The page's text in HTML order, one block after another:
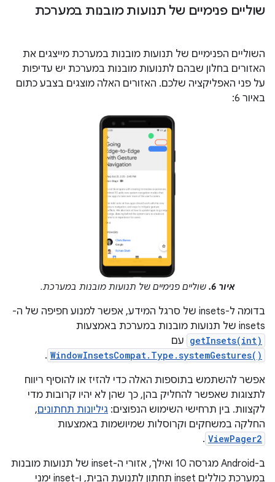
שוליים פנימיים של תנועות מובנות במערכת
השוליים הפנימיים של תנועות מובנות במערכת מייצגים את
האזורים בחלון שבהם לתנועות מובנות במערכת יש עדיפות
על פני האפליקציה שלכם. האזורים האלה מוצגים בצבע כתום
באיור 6:
איור 6. שוליים פנימיים של תנועות מובנות במערכת.
בדומה ל-insets של סרגל המידע, אפשר למנוע חפיפה של ה-
insets של תנועות מובנות במערכת באמצעות
getInsets(int) עם
WindowInsetsCompat.Type.systemGestures()
.
אפשר להשתמש בתוספות האלה כדי להזיז או להוסיף ריווח
לתצוגות שאפשר להחליק בהן, כך שהן לא יהיו קרובות מדי
לקצוות. בין תרחישי השימוש הנפוצים: גיליונות תחתונים,
החלקה במשחקים וקרוסלות שמיושמות באמצעות
ViewPager2
.
ב-Android מגרסה 10 ואילך, אזורי ה-inset של תנועות מובנות
במערכת כוללים inset תחתון לתנועת הבית, ו-inset ימני